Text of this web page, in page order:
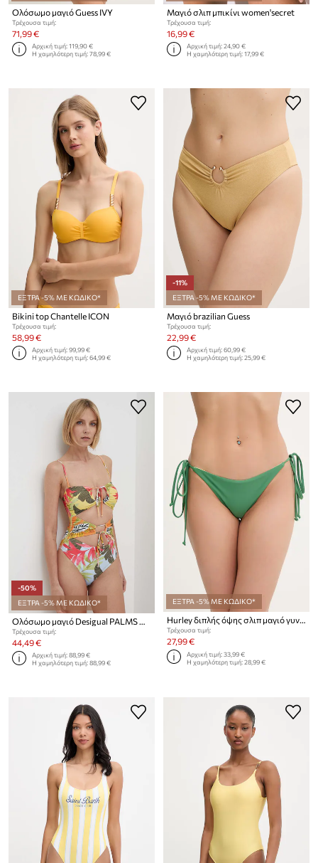
Ολόσωμο μαγιό Guess IVY
Τρέχουσα τιμή:
71,99 €
Αρχική τιμή:119,90 €
Η χαμηλότερη τιμή:78,99 €
Μαγιό σλιπ μπικίνι women'secret
Τρέχουσα τιμή:
16,99 €
Αρχική τιμή:24,90 €
Η χαμηλότερη τιμή:17,99 €
ΕΞΤΡΑ -5% ΜΕ ΚΩΔΙΚΟ*
Bikini top Chantelle ICON
Τρέχουσα τιμή:
58,99 €
Αρχική τιμή:99,99 €
Η χαμηλότερη τιμή:64,99 €
-11%
ΕΞΤΡΑ -5% ΜΕ ΚΩΔΙΚΟ*
Μαγιό brazilian Guess
Τρέχουσα τιμή:
22,99 €
Αρχική τιμή:60,99 €
Η χαμηλότερη τιμή:25,99 €
-50%
ΕΞΤΡΑ -5% ΜΕ ΚΩΔΙΚΟ*
Τρέχουσα τιμή:
44,49 €
Αρχική τιμή:88,99 €
Η χαμηλότερη τιμή:88,99 €
ΕΞΤΡΑ -5% ΜΕ ΚΩΔΙΚΟ*
Hurley διπλής όψης σλιπ μαγιό γυναικείο
Τρέχουσα τιμή:
27,99 €
Αρχική τιμή:33,99 €
Η χαμηλότερη τιμή:28,99 €